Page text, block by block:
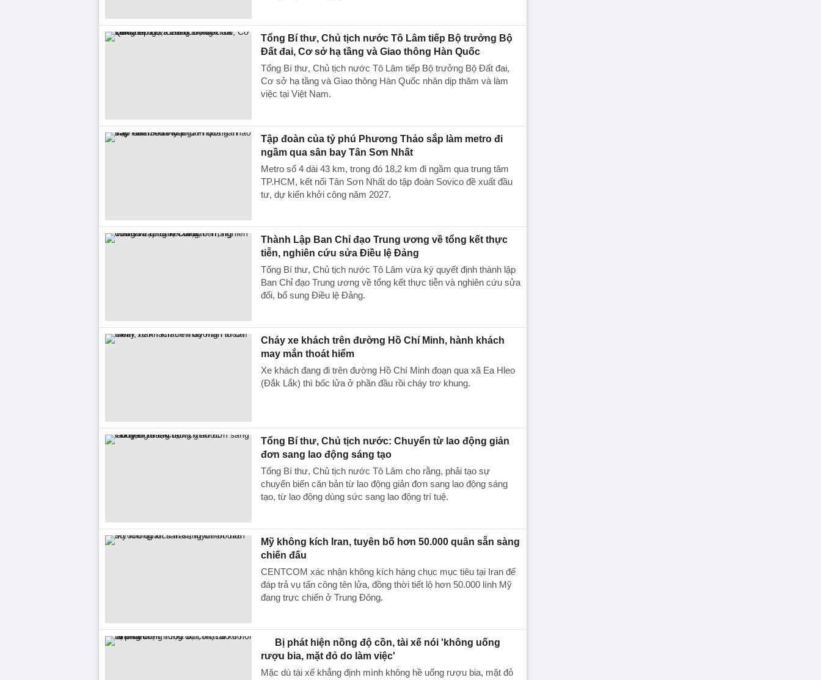
Tổng Bí thư, Chủ tịch nước Tô Lâm tiếp Bộ trưởng Bộ
Đất đai, Cơ sở hạ tầng và Giao thông Hàn Quốc
Tổng Bí thư, Chủ tịch nước Tô Lâm tiếp Bộ trưởng Bộ Đất đai,
Cơ sở hạ tầng và Giao thông Hàn Quốc nhân dịp thăm và làm
việc tại Việt Nam.
Tập đoàn của tỷ phú Phương Thảo sắp làm metro đi
ngầm qua sân bay Tân Sơn Nhất
Metro số 4 dài 43 km, trong đó 18,2 km đi ngầm qua trung tâm
TP.HCM, kết nối Tân Sơn Nhất do tập đoàn Sovico đề xuất đầu
tư, dự kiến khởi công năm 2027.
Thành Lập Ban Chỉ đạo Trung ương về tổng kết thực
tiễn, nghiên cứu sửa Điều lệ Đảng
Tổng Bí thư, Chủ tịch nước Tô Lâm vừa ký quyết định thành lập
Ban Chỉ đạo Trung ương về tổng kết thực tiễn và nghiên cứu sửa
đổi, bổ sung Điều lệ Đảng.
Cháy xe khách trên đường Hồ Chí Minh, hành khách
may mắn thoát hiểm
Xe khách đang đi trên đường Hồ Chí Minh đoạn qua xã Ea Hleo
(Đắk Lắk) thì bốc lửa ở phần đầu rồi cháy trơ khung.
Tổng Bí thư, Chủ tịch nước: Chuyển từ lao động giản
đơn sang lao động sáng tạo
Tổng Bí thư, Chủ tịch nước Tô Lâm cho rằng, phải tạo sự
chuyển biến căn bản từ lao động giản đơn sang lao động sáng
tạo, từ lao động dùng sức sang lao động trí tuệ.
Mỹ không kích Iran, tuyên bố hơn 50.000 quân sẵn sàng
chiến đấu
CENTCOM xác nhận không kích hàng chục mục tiêu tại Iran để
đáp trả vụ tấn công tên lửa, đồng thời tiết lộ hơn 50.000 lính Mỹ
đang trực chiến ở Trung Đông.
Bị phát hiện nồng độ cồn, tài xế nói 'không uống
rượu bia, mặt đỏ do làm việc'
Mặc dù tài xế khẳng định mình không hề uống rượu bia, mặt đỏ